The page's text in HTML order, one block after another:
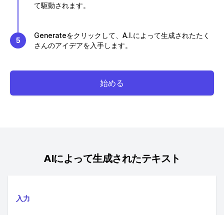
て駆動されます。
5
Generateをクリックして、A.I.によって生成されたたく
さんのアイデアを入手します。
始める
AIによって生成されたテキスト
入力